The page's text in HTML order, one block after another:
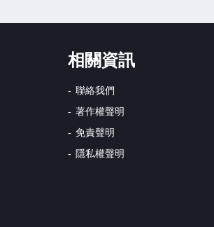
相關資訊
聯絡我們
著作權聲明
免責聲明
隱私權聲明